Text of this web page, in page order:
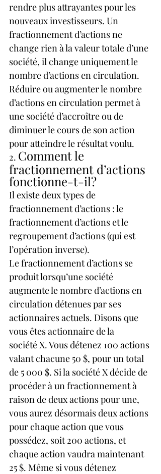
rendre plus attrayantes pour les
nouveaux investisseurs. Un
fractionnement d’actions ne
change rien à la valeur totale d’une
société, il change uniquement le
nombre d’actions en circulation.
Réduire ou augmenter le nombre
d’actions en circulation permet à
une société d’accroître ou de
diminuer le cours de son action
pour atteindre le résultat voulu.
2. Comment le
fractionnement d’actions
fonctionne-t-il?
Il existe deux types de
fractionnement d’actions : le
fractionnement d’actions et le
regroupement d’actions (qui est
l’opération inverse).
Le fractionnement d’actions se
produit lorsqu’une société
augmente le nombre d’actions en
circulation détenues par ses
actionnaires actuels. Disons que
vous êtes actionnaire de la
société X. Vous détenez 100 actions
valant chacune 50 $, pour un total
de 5 000 $. Si la société X décide de
procéder à un fractionnement à
raison de deux actions pour une,
vous aurez désormais deux actions
pour chaque action que vous
possédez, soit 200 actions, et
chaque action vaudra maintenant
25 $. Même si vous détenez